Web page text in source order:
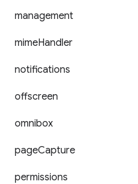
management
mimeHandler
notifications
offscreen
omnibox
pageCapture
permissions